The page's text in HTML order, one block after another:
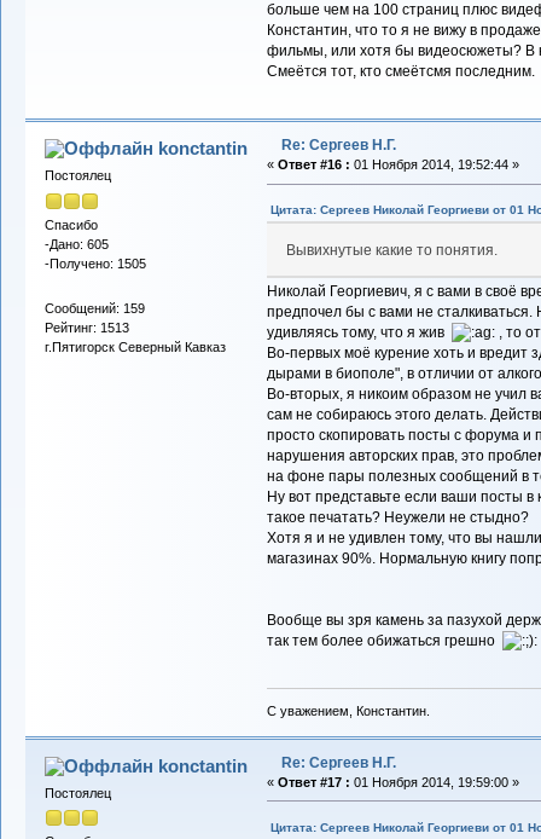
больше чем на 100 страниц плюс
Константин, что то я не вижу в
фильмы, или хотя бы видеосюжеты? В
Смеётся тот, кто смеётсмя последним.
konctantin
Постоялец
Спасибо
-Дано: 605
-Получено: 1505
Сообщений: 159
Рейтинг: 1513
г.Пятигорск Северный Кавказ
Re: Сергеев Н.Г.
« Ответ #16 : 01 Ноября 2014, 19:52:44 »
Цитата: Сергеев Николай Георгиеви от 01
Вывихнутые какие то понятия.
Николай Георгиевич, я с вами в своё
предпочел бы с вами не
удивляясь тому, что я жив
, то
Во-первых моё курение хоть и вредит
дырами в биополе", в отличии от
Во-вторых, я никоим образом не учил
сам не собираюсь этого делать.
просто скопировать посты с форума и
нарушения авторских прав, это
на фоне пары полезных сообщений в
Ну вот представьте если ваши посты
такое печатать? Неужели не стыдно?
Хотя я и не удивлен тому, что вы
магазинах 90%. Нормальную книгу
Вообще вы зря камень за пазухой
так тем более обижаться грешно
С уважением, Константин.
konctantin
Постоялец
Re: Сергеев Н.Г.
« Ответ #17 : 01 Ноября 2014, 19:59:00 »
Цитата: Сергеев Николай Георгиеви от 01